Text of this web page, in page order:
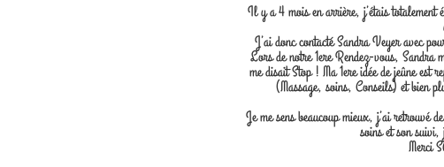
Il y a 4 mois en arrière, j’étais totalement
J’ai donc contacté Sandra Veyer avec
Lors de notre 1ere Rendez-vous, Sandra
me disait Stop ! Ma 1ere idée de jeûne est
(Massage, soins, Conseils) et bien
Je me sens beaucoup mieux, j’ai retrouvé
soins et son
Merci